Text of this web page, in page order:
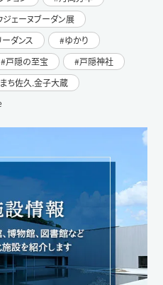
ジェーヌブーダン展
ダンス
ゆかり
戸隠の至宝
戸隠神社
ち佐久.金子大蔵